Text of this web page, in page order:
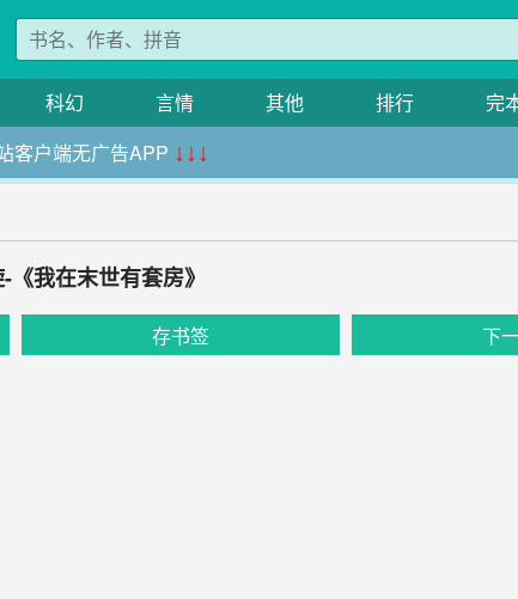
科幻 言情 其他 排行 完
客户端无广告APP ↓↓↓
我在末世有套房》
存书签 下